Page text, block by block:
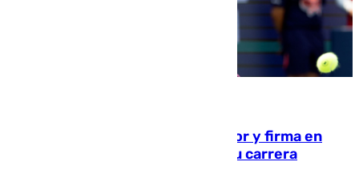
Daniel Mérida derriba a Griekspoor y firma en
Montreal el mejor resultado de su carrera